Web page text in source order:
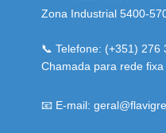
Zona Industrial 5400-
📞 Telefone: (+351) 276
Chamada para rede
📧 E-mail: